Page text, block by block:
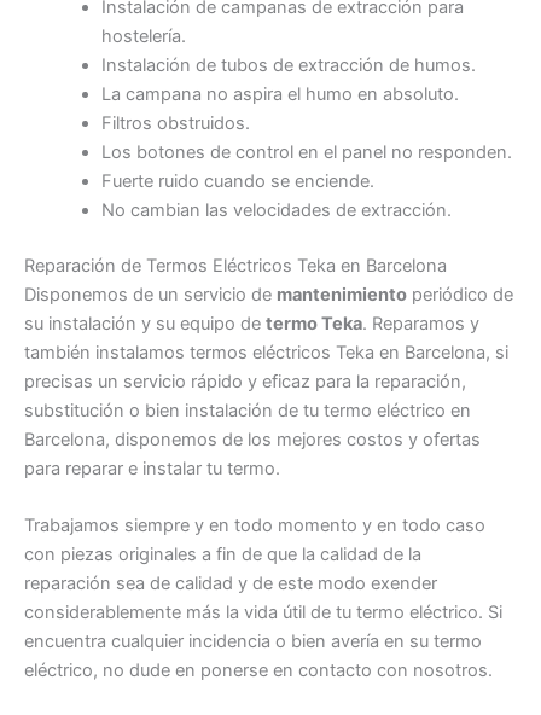
Instalación de campanas de extracción para
hostelería.
Instalación de tubos de extracción de humos.
La campana no aspira el humo en absoluto.
Filtros obstruidos.
Los botones de control en el panel no responden.
Fuerte ruido cuando se enciende.
No cambian las velocidades de extracción.
Reparación de Termos Eléctricos Teka en Barcelona
Disponemos de un servicio de mantenimiento periódico de
su instalación y su equipo de termo Teka. Reparamos y
también instalamos termos eléctricos Teka en Barcelona, si
precisas un servicio rápido y eficaz para la reparación,
substitución o bien instalación de tu termo eléctrico en
Barcelona, disponemos de los mejores costos y ofertas
para reparar e instalar tu termo.
Trabajamos siempre y en todo momento y en todo caso
con piezas originales a fin de que la calidad de la
reparación sea de calidad y de este modo exender
considerablemente más la vida útil de tu termo eléctrico. Si
encuentra cualquier incidencia o bien avería en su termo
eléctrico, no dude en ponerse en contacto con nosotros.